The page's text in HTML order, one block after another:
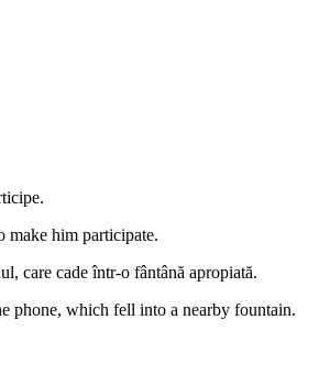
make him participate.
care cade într-o fântână apropiată.
phone, which fell into a nearby fountain.